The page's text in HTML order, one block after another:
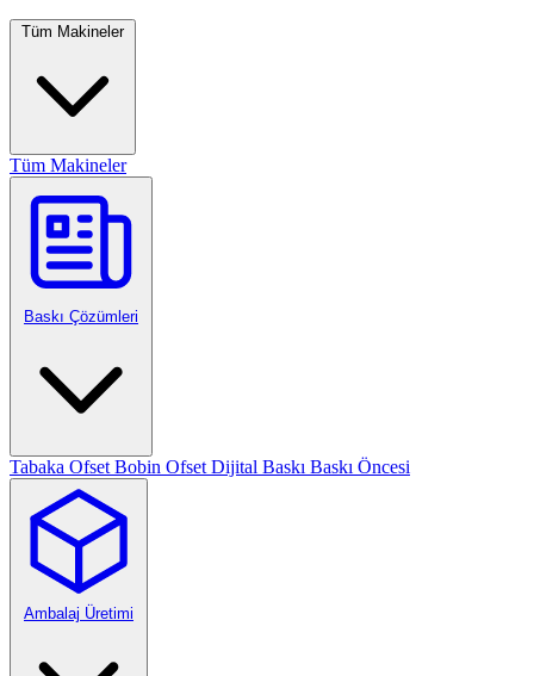
Tüm Makineler
Tüm Makineler
Baskı Çözümleri
Tabaka Ofset Bobin Ofset Dijital Baskı Baskı Öncesi
Ambalaj Üretimi